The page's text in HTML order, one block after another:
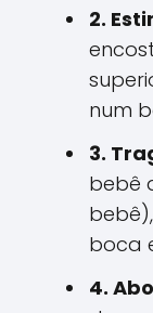
2.
num
3.
bebê
boca
4.